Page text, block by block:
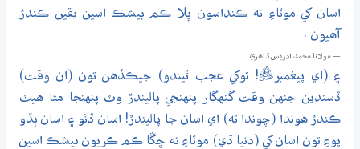
اسان کي موٽاءِ ته ڪنداسون ڀلا ڪم بيشڪ اسين يقين ڪندڙ
آهيون .
— مولانا محمد ادريس ڏاھري
۽ (اي پيغمبرﷺ! توکي عجب ٿيندو) جيڪڏهن تون (ان وقت)
ڏسندين جنهن وقت گنهگار پنهنجي پاليندڙ وٽ پنهنجا مٿا هيٺ
ڪندڙ هوندا (چوندا ته) اي اسان جا پاليندڙ! اسان ڏٺو ۽ اسان ٻڌو
پوءِ تون اسان کي (دنيا ڏي) موٽاءِ ته چڱا ڪم ڪريون بيشڪ اسين